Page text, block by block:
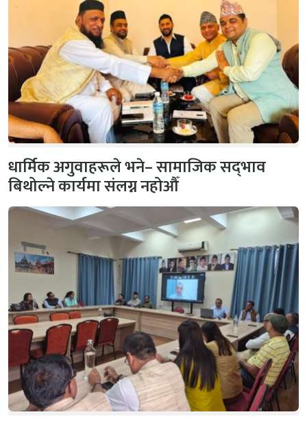
धार्मिक अगुवाहरूले भने– सामाजिक सद्‌भाव
बिथोल्ने कार्यमा संलग्न नहोऔँ